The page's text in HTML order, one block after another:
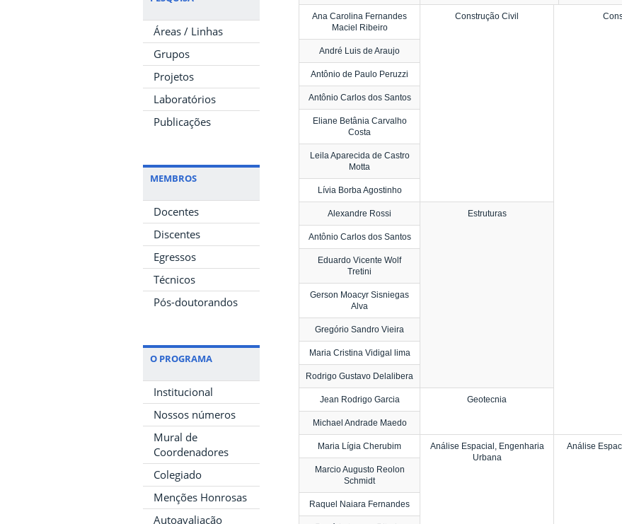
Áreas / Linhas
Grupos
Projetos
Laboratórios
Publicações
MEMBROS
Docentes
Discentes
Egressos
Técnicos
Pós-doutorandos
O PROGRAMA
Institucional
Nossos números
Mural de
Coordenadores
Colegiado
Menções Honrosas
Autoavaliação
Ana Carolina Fernandes
Maciel Ribeiro
Construção Civil
André Luis de Araujo
Antônio de Paulo Peruzzi
Antônio Carlos dos Santos
Eliane Betânia Carvalho
Costa
Leila Aparecida de Castro
Motta
Lívia Borba Agostinho
Alexandre Rossi Estruturas
Antônio Carlos dos Santos
Eduardo Vicente Wolf
Tretini
Gerson Moacyr Sisniegas
Alva
Gregório Sandro Vieira
Maria Cristina Vidigal lima
Rodrigo Gustavo Delalibera
Jean Rodrigo Garcia Geotecnia
Michael Andrade Maedo
Maria Lígia Cherubim
Análise Espacial, Engenharia
Urbana
Análise
Marcio Augusto Reolon
Schmidt
Raquel Naiara Fernandes